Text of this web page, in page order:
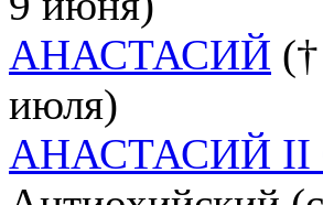
АНАСТАСИЙ
июля)
АНАСТАСИЙ